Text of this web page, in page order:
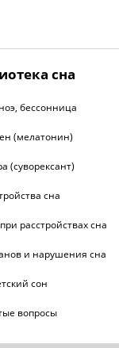
сна
бессонница
(мелатонин)
(суворексант)
сна
расстройствах сна
и нарушения сна
сон
вопросы